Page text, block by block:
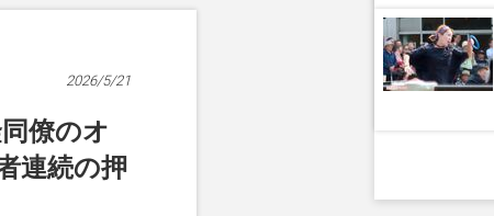
2026/5/21
僚のオ
連続の押